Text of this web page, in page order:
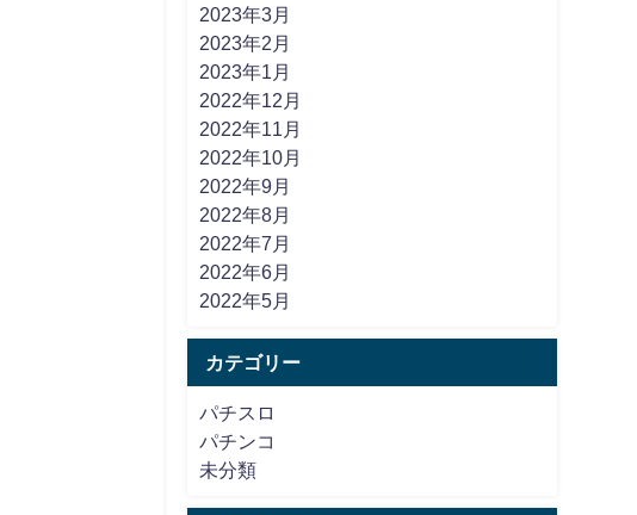
2023年3月
2023年2月
2023年1月
2022年12月
2022年11月
2022年10月
2022年9月
2022年8月
2022年7月
2022年6月
2022年5月
カテゴリー
パチスロ
パチンコ
未分類